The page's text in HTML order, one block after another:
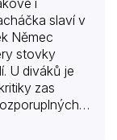
i
slaví v
Němec
stovky
U diváků je
zas